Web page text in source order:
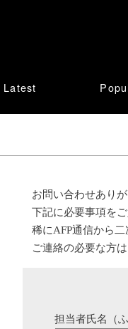
Latest
お問い合わせあり
下記に必要事項を
稀にAFP通信から
ご連絡の必要な方
担当者氏名（ふ